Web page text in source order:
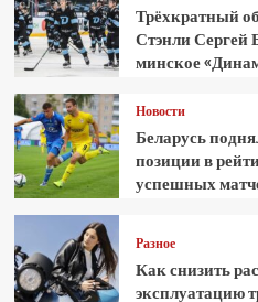
Трёхкратный
Стэнли Сергей
минское
Новости
Беларусь
позиции в
успешных
Разное
Как снизить
эксплуатацию